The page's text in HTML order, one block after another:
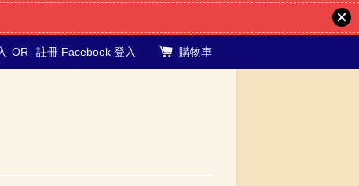
OR 註冊 Facebook 登入 購物車